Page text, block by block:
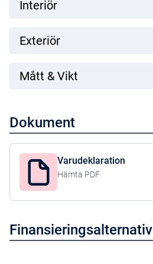
Road Sign Information
Google Play Store 4 år
Safety Assistance
Fjärrst.tj VolvoCars-app
Interiör
Exteriör
Mått & Vikt
Dokument
Varudeklaration
Hämta PDF
Finansieringsalternativ